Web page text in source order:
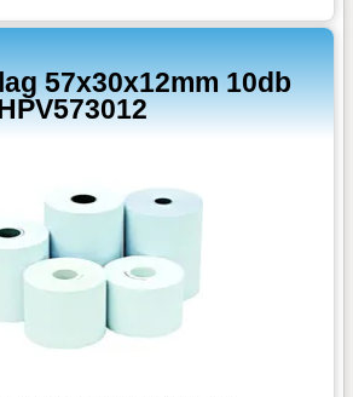
57x30x12mm 10db